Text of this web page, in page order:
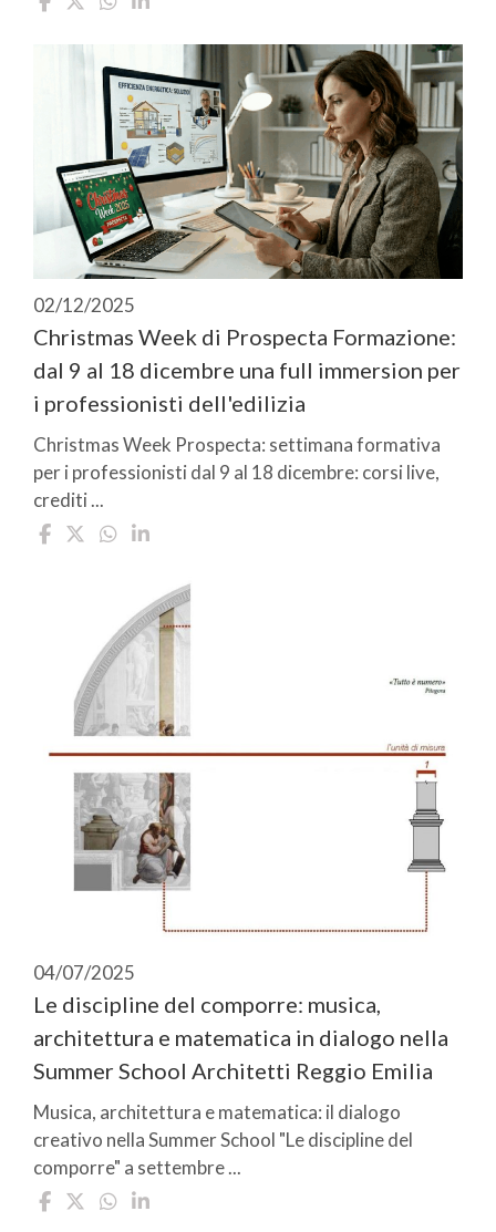
02/12/2025
Christmas Week di Prospecta Formazione:
dal 9 al 18 dicembre una full immersion per
i professionisti dell'edilizia
Christmas Week Prospecta: settimana formativa
per i professionisti dal 9 al 18 dicembre: corsi live,
crediti ...
04/07/2025
Le discipline del comporre: musica,
architettura e matematica in dialogo nella
Summer School Architetti Reggio Emilia
Musica, architettura e matematica: il dialogo
creativo nella Summer School "Le discipline del
comporre" a settembre ...